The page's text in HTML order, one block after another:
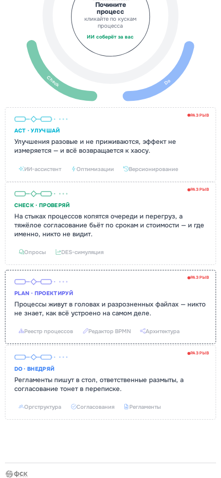
ACT · УЛУЧШАЙ
РАЗРЫВ
Улучшения разовые и не приживаются, эффект не
измеряется — и всё возвращается к хаосу.
ИИ-ассистент Оптимизации Версионирование
CHECK · ПРОВЕРЯЙ
РАЗРЫВ
На стыках процессов копятся очереди и перегруз, а
тяжёлое согласование бьёт по срокам и стоимости — и где
именно, никто не видит.
Опросы DES-симуляция
Do
Check
Почините
процесс
кликайте по кускам
процесса
ИИ соберёт за вас
PLAN · ПРОЕКТИРУЙ
РАЗРЫВ
Процессы живут в головах и разрозненных файлах — никто
не знает, как всё устроено на самом деле.
Реестр процессов Редактор BPMN Архитектура
DO · ВНЕДРЯЙ
РАЗРЫВ
Регламенты пишут в стол, ответственные размыты, а
согласование тонет в переписке.
Оргструктура Согласования Регламенты